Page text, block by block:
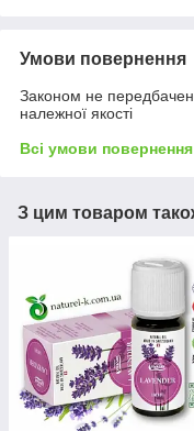
Умови повернення
Законом не
належної якості
Всі умови повернення
З цим товаром